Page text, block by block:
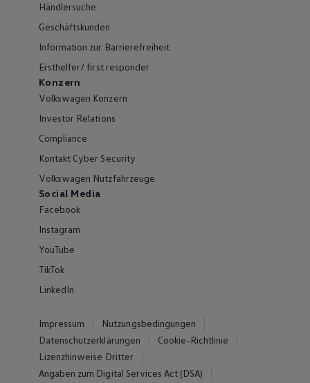
Händlersuche
Geschäftskunden
Information zur Barrierefreiheit
Ersthelfer/ first responder
Konzern
Volkswagen Konzern
Investor Relations
Compliance
Kontakt Cyber Security
Volkswagen Nutzfahrzeuge
Social Media
Facebook
Instagram
YouTube
TikTok
LinkedIn
Impressum
Nutzungsbedingungen
Datenschutzerklärungen
Cookie-Richtlinie
Lizenzhinweise Dritter
Angaben zum Digital Services Act (DSA)